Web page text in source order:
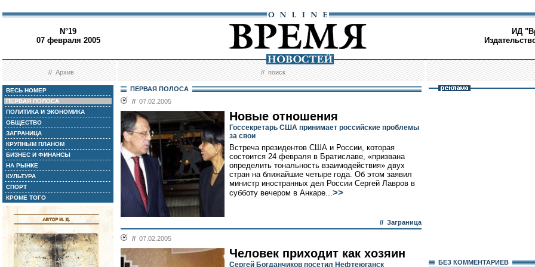
N°19
07 февраля 2005
ИД
//Архив //поиск
ВЕСЬ НОМЕР
ПЕРВАЯ ПОЛОСА
ПОЛИТИКА И ЭКОНОМИКА
ОБЩЕСТВО
ЗАГРАНИЦА
КРУПНЫМ ПЛАНОМ
БИЗНЕС И ФИНАНСЫ
НА РЫНКЕ
КУЛЬТУРА
СПОРТ
КРОМЕ ТОГО
ПЕРВАЯ ПОЛОСА
// 07.02.2005
Новые отношения
Госсекретарь США принимает российские проблемы
за свои
Встреча президентов США и России, которая
состоится 24 февраля в Братиславе, «призвана
определить тональность взаимодействия» двух
стран на ближайшие четыре года. Об этом заявил
министр иностранных дел России Сергей Лавров в
субботу вечером в Анкаре...>>
// Заграница
// 07.02.2005
Человек приходит как хозяин
Сергей Богданчиков посетил Нефтеюганск
БЕЗ КОМMЕНТАРИЕВ